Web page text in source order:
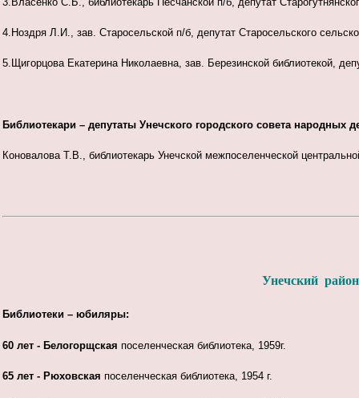
4.Ноздря Л.И., зав. Старосельской п/б, депутат Старосельского
5.Щигорцова Екатерина Николаевна, зав. Березинской библиотекой,
Библиотекари – депутаты Унечского городского совета народных
Коновалова Т.В., библиотекарь Унечской межпоселенческой
Унечский
Библиотеки – юбиляры:
60 лет - Белогорщская поселенческая библиотека, 1959г.
65 лет - Рюховская поселенческая библиотека, 1954 г.